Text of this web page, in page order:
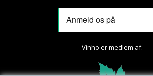
Vinho er medlem af: